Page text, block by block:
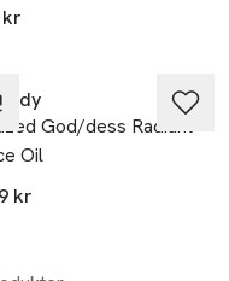
God/dess Radiant
Oil
kr